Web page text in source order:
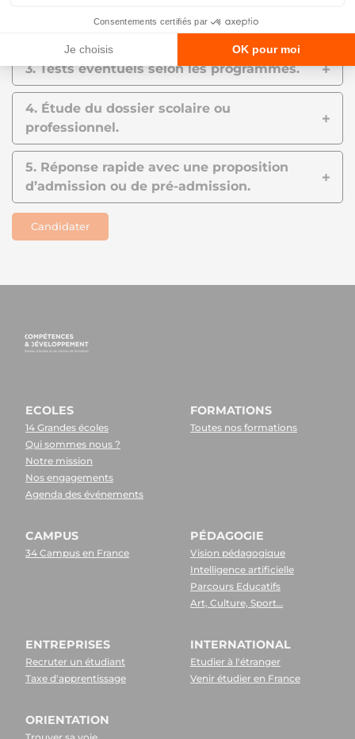
projet, votre personnalité et vos valeurs.
3. Tests éventuels selon les programmes.
4. Étude du dossier scolaire ou
professionnel.
5. Réponse rapide avec une proposition
d’admission ou de pré-admission.
Candidater
ECOLES
14 Grandes écoles
Qui sommes nous ?
Notre mission
Nos engagements
Agenda des événements
FORMATIONS
Toutes nos formations
CAMPUS
34 Campus en France
PÉDAGOGIE
Vision pédagogique
Intelligence artificielle
Parcours Educatifs
Art, Culture, Sport…
ENTREPRISES
Recruter un étudiant
Taxe d'apprentissage
INTERNATIONAL
Etudier à l'étranger
Venir étudier en France
ORIENTATION